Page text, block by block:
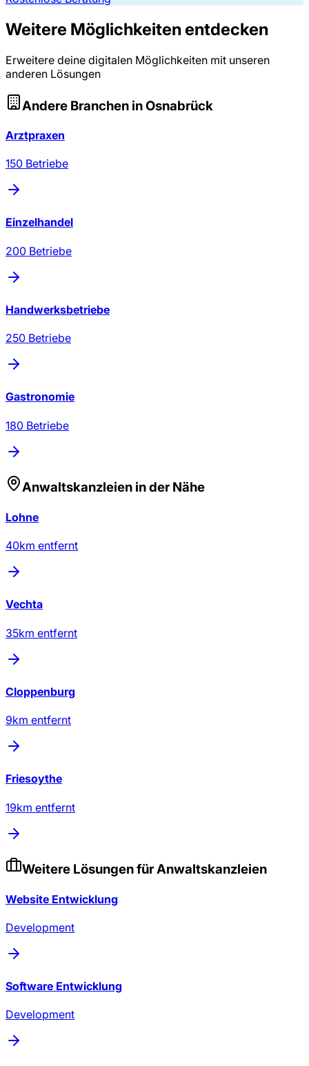
Weitere Möglichkeiten entdecken
Erweitere deine digitalen Möglichkeiten mit unseren
anderen Lösungen
Andere Branchen inOsnabrück
Arztpraxen
150 Betriebe
Einzelhandel
200 Betriebe
Handwerksbetriebe
250 Betriebe
Gastronomie
180 Betriebe
Anwaltskanzleien in der Nähe
Lohne
40km entfernt
Vechta
35km entfernt
Cloppenburg
9km entfernt
Friesoythe
19km entfernt
Weitere Lösungen fürAnwaltskanzleien
Website Entwicklung
Development
Software Entwicklung
Development